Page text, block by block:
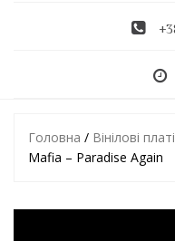
Головна / Вінілові
Mafia – Paradise Again